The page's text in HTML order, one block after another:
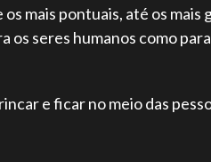
mais pontuais, até os
os seres humanos como
e ficar no meio das